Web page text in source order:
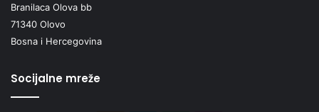
Branilaca Olova bb
71340 Olovo
Bosna i Hercegovina
Socijalne mreže